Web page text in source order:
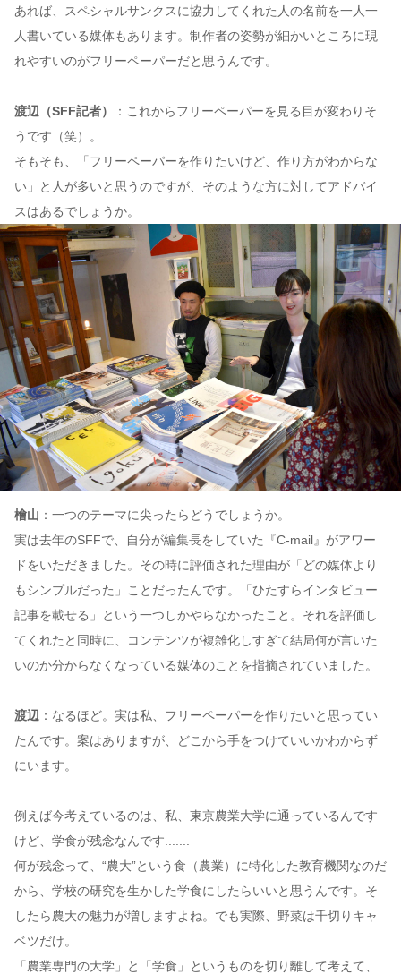
あれば、スペシャルサンクスに協力してくれた人の名前を一人一
人書いている媒体もあります。制作者の姿勢が細かいところに現
れやすいのがフリーペーパーだと思うんです。
渡辺（SFF記者）
：これからフリーペーパーを見る目が変わりそ
うです（笑）。
そもそも、「フリーペーパーを作りたいけど、作り方がわからな
い」と人が多いと思うのですが、そのような方に対してアドバイ
スはあるでしょうか。
檜山 ：一つのテーマに尖ったらどうでしょうか。
実は去年のSFFで、自分が編集長をしていた『C-mail』がアワー
ドをいただきました。その時に評価された理由が「どの媒体より
もシンプルだった」ことだったんです。「ひたすらインタビュー
記事を載せる」という一つしかやらなかったこと。それを評価し
てくれたと同時に、コンテンツが複雑化しすぎて結局何が言いた
いのか分からなくなっている媒体のことを指摘されていました。
渡辺 ：なるほど。実は私、フリーペーパーを作りたいと思ってい
たんです。案はありますが、どこから手をつけていいかわからず
にいます。
例えば今考えているのは、私、東京農業大学に通っているんです
けど、学食が残念なんです.......
何が残念って、“農大”という食（農業）に特化した教育機関なのだ
から、学校の研究を生かした学食にしたらいいと思うんです。そ
したら農大の魅力が増しますよね。でも実際、野菜は千切りキャ
ベツだけ。
「農業専門の大学」と「学食」というものを切り離して考えて、